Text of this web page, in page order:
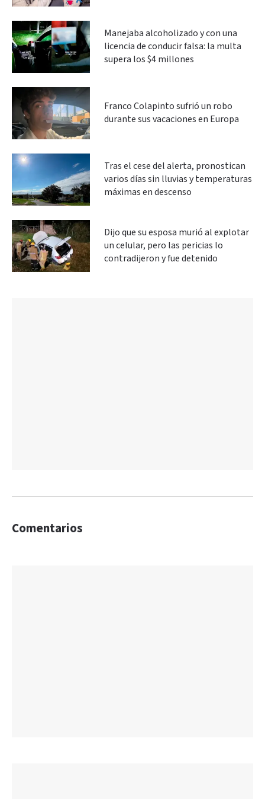
Manejaba alcoholizado y con una
licencia de conducir falsa: la multa
supera los $4 millones
Franco Colapinto sufrió un robo
durante sus vacaciones en Europa
Tras el cese del alerta, pronostican
varios días sin lluvias y temperaturas
máximas en descenso
Dijo que su esposa murió al explotar
un celular, pero las pericias lo
contradijeron y fue detenido
Comentarios